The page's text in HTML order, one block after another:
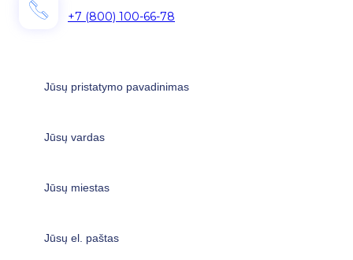
+7 (800) 100-66-78